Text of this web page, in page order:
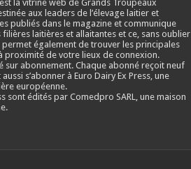
la vitrine web de Grands Troupeaux
aux leaders de l’élevage laitier et
publiés dans le magazine et communique
laitières et allaitantes et ce, sans oublier
également de trouver les principales
proximité de votre lieux de connexion.
abonnement. Chaque abonné reçoit neuf
s’abonner à Euro Dairy Ex Press, une
européenne.
sont édités par Comedpro SARL, une maison